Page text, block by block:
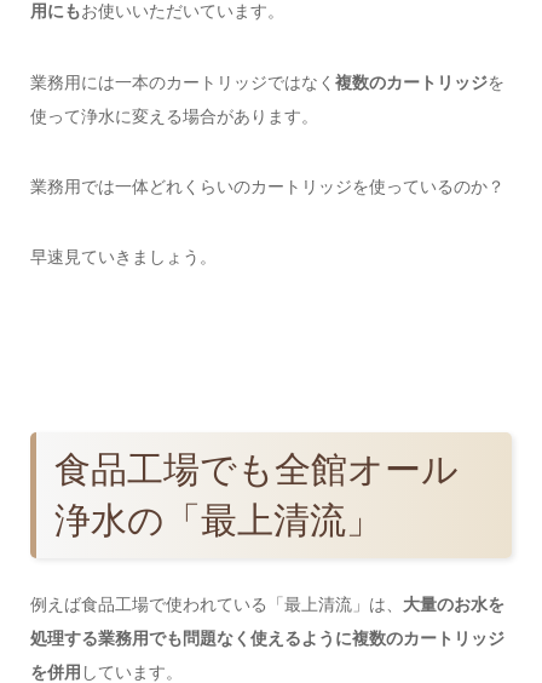
用にもお使いいただいています。
業務用には一本のカートリッジではなく 複数のカートリッジを
使って浄水に変える場合があります。
業務用では一体どれくらいのカートリッジを使っているのか？
早速見ていきましょう。
食品工場でも全館オール
浄水の「最上清流」
例えば食品工場で使われている「最上清流」は、 大量のお水を
処理する業務用でも問題なく使えるように複数のカートリッジ
を併用 しています。